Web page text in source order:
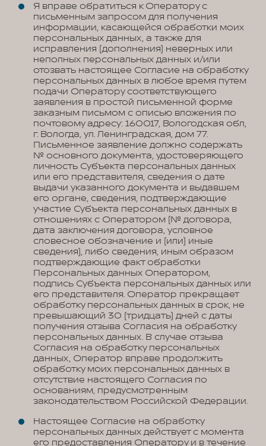
Я вправе обратиться к Оператору с
письменным запросом для получения
информации, касающейся обработки моих
персональных данных, а также для
исправления (дополнения) неверных или
неполных персональных данных и/или
отозвать настоящее Согласие на обработку
персональных данных в любое время путем
подачи Оператору соответствующего
заявления в простой письменной форме
заказным письмом с описью вложения по
почтовому адресу: 160017, Вологодская обл,
г. Вологда, ул. Ленинградская, дом 77.
Письменное заявление должно содержать
№ основного документа, удостоверяющего
личность Субъекта персональных данных
или его представителя, сведения о дате
выдачи указанного документа и выдавшем
его органе, сведения, подтверждающие
участие Субъекта персональных данных в
отношениях с Оператором (№ договора,
дата заключения договора, условное
словесное обозначение и (или) иные
сведения), либо сведения, иным образом
подтверждающие факт обработки
Персональных данных Оператором,
подпись Субъекта персональных данных или
его представителя. Оператор прекращает
обработку персональных данных в срок, не
превышающий 30 (тридцать) дней с даты
получения отзыва Согласия на обработку
персональных данных. В случае отзыва
Согласия на обработку персональных
данных, Оператор вправе продолжить
обработку моих персональных данных в
отсутствие настоящего Согласия по
основаниям, предусмотренным
законодательством Российской Федерации.
Настоящее Согласие на обработку
персональных данных действует с момента
его предоставления Оператору и в течение